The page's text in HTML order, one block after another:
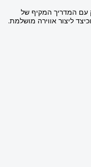
המקיף של